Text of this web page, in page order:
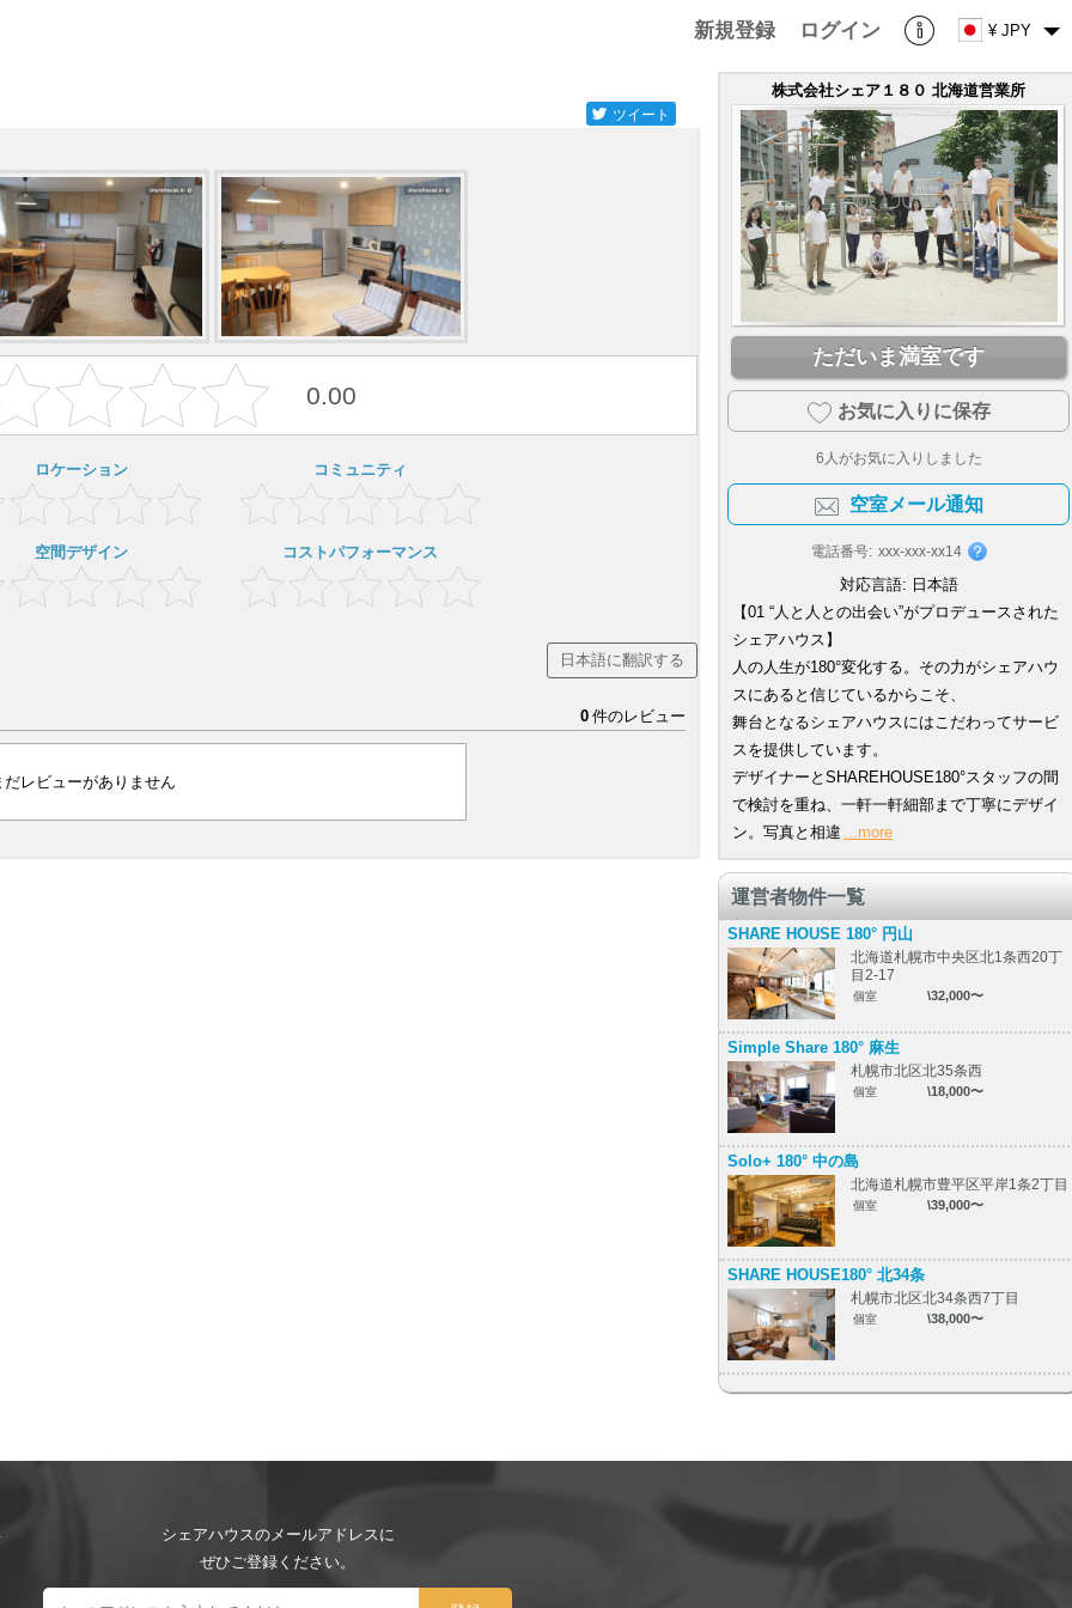
新規登録 ログイン ¥ JPY
ツイート
0.00
ロケーション コミュニティ
空間デザイン コストパフォーマンス
日本語に翻訳する
0 件のレビュー
だレビューがありません
株式会社シェア１８０ 北海道営業所
ただいま満室です
お気に入りに保存
6 人がお気に入りしました
空室メール通知
電話番号: xxx-xxx-xx14
対応言語: 日本語
【01 “人と人との出会い”がプロデュースされた
シェアハウス】
人の人生が180°変化する。その力がシェアハウ
スにあると信じているからこそ、
舞台となるシェアハウスにはこだわってサービ
スを提供しています。
デザイナーとSHAREHOUSE180°スタッフの間
で検討を重ね、一軒一軒細部まで丁寧にデザイ
ン。写真と相違 ...more
運営者物件一覧
SHARE HOUSE 180° 円山
北海道札幌市中央区北1条西20丁
目2-17
個室 \32,000〜
Simple Share 180° 麻生
札幌市北区北35条西
個室 \18,000〜
Solo+ 180° 中の島
北海道札幌市豊平区平岸1条2丁目
個室 \39,000〜
SHARE HOUSE180° 北34条
札幌市北区北34条西7丁目
個室 \38,000〜
シェアハウスのメールアドレスに
ぜひご登録ください。